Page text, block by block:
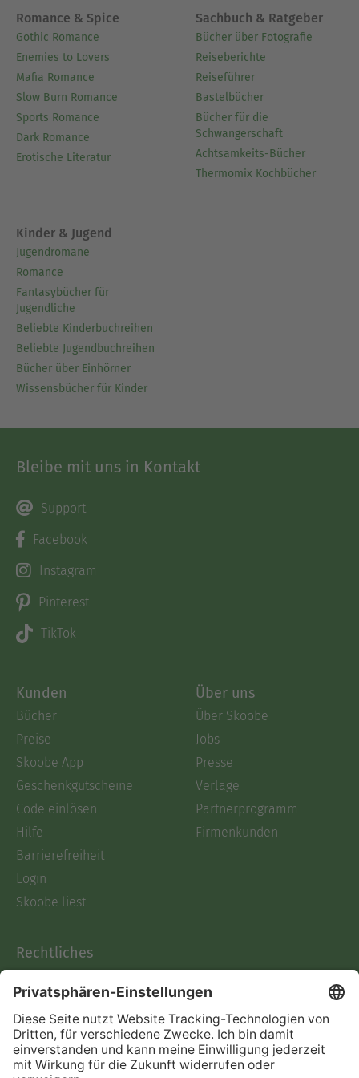
Kinder. Zwei Neunjährige kommen aus Sri Lanka
und die beiden Kleinen im Alter von drei und fünf
Jahren sind aus Guatemala. Mit ihrer Familie
sowie zwei Haustieren lebt sie in einem
wunderschönen Landhaus auf einem riesigen
baumreichen Grundstück in Nord-Irland.
Ausblenden
Romance & Spice
Gothic Romance
Enemies to Lovers
Mafia Romance
Slow Burn Romance
Sports Romance
Dark Romance
Erotische Literatur
Sachbuch & Ratgeber
Bücher über Fotografie
Reiseberichte
Reiseführer
Bastelbücher
Bücher für die
Schwangerschaft
Achtsamkeits-Bücher
Thermomix Kochbücher
Kinder & Jugend
Jugendromane
Romance
Fantasybücher für
Jugendliche
Beliebte Kinderbuchreihen
Beliebte Jugendbuchreihen
Bücher über Einhörner
Wissensbücher für Kinder
Bleibe mit uns in Kontakt
Support
Facebook
Instagram
Pinterest
TikTok
Kunden
Bücher
Preise
Skoobe App
Geschenkgutscheine
Code einlösen
Hilfe
Barrierefreiheit
Login
Skoobe liest
Über uns
Über Skoobe
Jobs
Presse
Verlage
Partnerprogramm
Firmenkunden
Rechtliches
AGB
Informationen nach Data
Act
Verträge hier kündigen